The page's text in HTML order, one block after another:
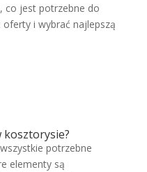
co jest potrzebne do
i wybrać najlepszą
kosztorysie?
potrzebne
elementy są